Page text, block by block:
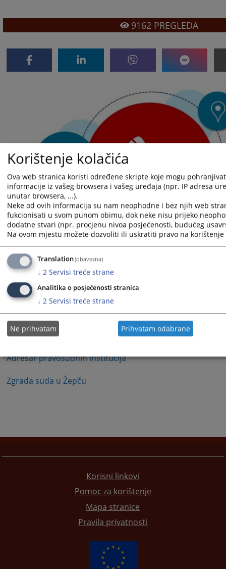
Kontakt suda
Adresar pravosudnih institucija
Zgrada suda u Žepču
9162 PREGLEDA
Korisni linkovi
Pomoc za korištenje
Mapa stranice
Pravila privatnosti
Korištenje kolačića
Ova web stranica koristi određene skripte koje mogu
informacije iz vašeg browsera i vašeg uređaja (npr. IP adresa
unutar browsera, ...).
Neke od ovih informacija su nam neophodne i bez njih web
fukcionisati u svom punom obimu, dok neke nisu prijeko
dodatne stvari (npr. procjenu nivoa posjećenosti, budućeg
Na ovom mjestu možete dozvoliti ili uskratiti pravo na
Translation(obavezna)
↓ 2 Servisi treće strane
Analitika o posjećenosti stranica
↓ 2 Servisi treće strane
Ne prihvatam Prihvatam odabrane